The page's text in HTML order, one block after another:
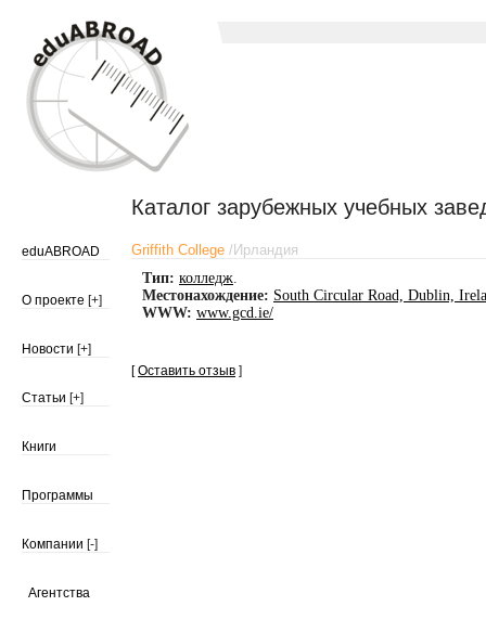
Каталог зарубежных учебных
eduABROAD
О проекте [+]
Новости [+]
Статьи [+]
Книги
Программы
Компании [-]
Агентства
Griffith College /Ирландия
Тип: колледж.
Местонахождение: South Circular Road, Dublin,
WWW: www.gcd.ie/
[Оставить отзыв ]